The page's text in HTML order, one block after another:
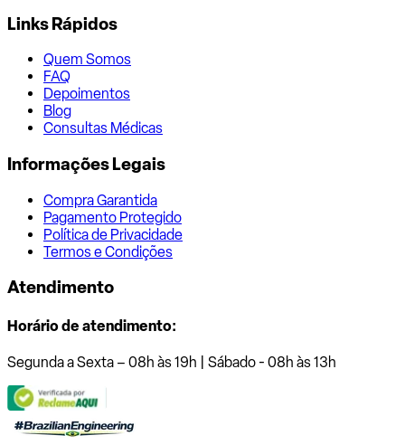
Links Rápidos
Quem Somos
FAQ
Depoimentos
Blog
Consultas Médicas
Informações Legais
Compra Garantida
Pagamento Protegido
Política de Privacidade
Termos e Condições
Atendimento
Horário de atendimento:
Segunda a Sexta – 08h às 19h | Sábado - 08h às 13h